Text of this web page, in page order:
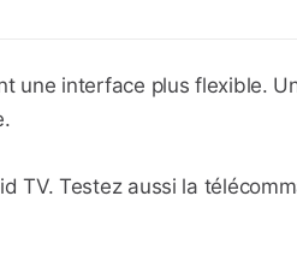
interface plus flexible.
Testez aussi la